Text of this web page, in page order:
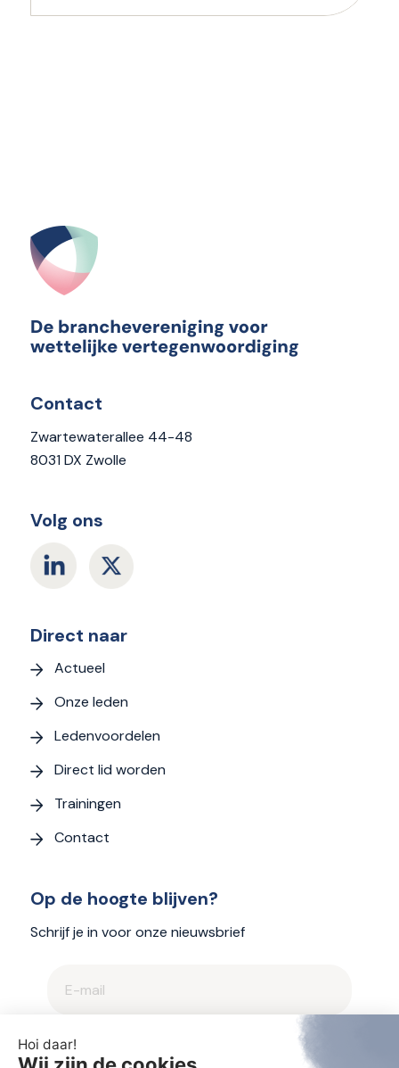
Contact
Zwartewaterallee 44-48
8031 DX Zwolle
Volg ons
Direct naar
Actueel
Onze leden
Ledenvoordelen
Direct lid worden
Trainingen
Contact
Op de hoogte blijven?
Schrijf je in voor onze nieuwsbrief